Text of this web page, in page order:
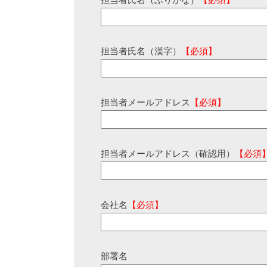
担当者氏名（漢字） 【必須】
担当者メールアドレス 【必須】
担当者メールアドレス（確認用） 【必須
会社名 【必須】
部署名